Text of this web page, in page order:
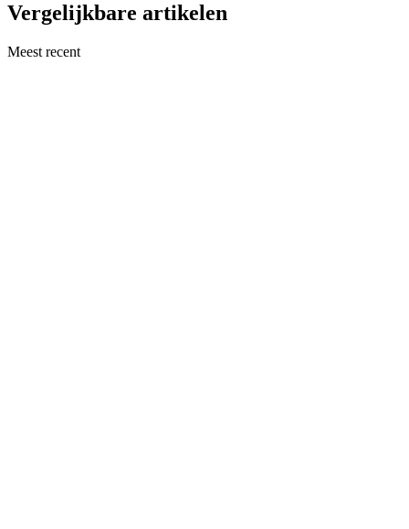
Vergelijkbare artikelen
Meest recent